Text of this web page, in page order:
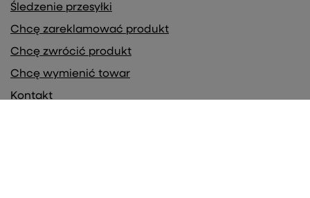
Śledzenie przesyłki
Chcę zareklamować produkt
Chcę zwrócić produkt
Chcę wymienić towar
Kontakt